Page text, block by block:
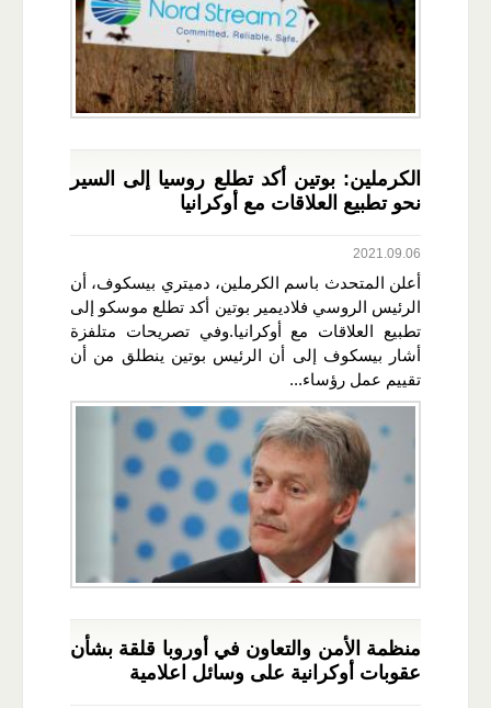
الكرملين: بوتين أكد تطلع روسيا إلى السير
نحو تطبيع العلاقات مع أوكرانيا
2021.09.06
أعلن المتحدث باسم الكرملين، دميتري بيسكوف، أن
الرئيس الروسي فلاديمير بوتين أكد تطلع موسكو إلى
تطبيع العلاقات مع أوكرانيا.وفي تصريحات متلفزة
أشار بيسكوف إلى أن الرئيس بوتين ينطلق من أن
تقييم عمل رؤساء...
منظمة الأمن والتعاون في أوروبا قلقة بشأن
عقوبات أوكرانية على وسائل اعلامية